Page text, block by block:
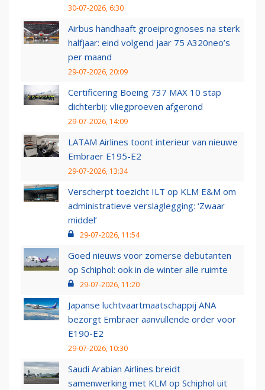
30-07-2026, 6:30
Airbus handhaaft groeiprognoses na sterk
halfjaar: eind volgend jaar 75 A320neo’s
per maand
29-07-2026, 20:09
Certificering Boeing 737 MAX 10 stap
dichterbij: vliegproeven afgerond
29-07-2026, 14:09
LATAM Airlines toont interieur van nieuwe
Embraer E195-E2
29-07-2026, 13:34
Verscherpt toezicht ILT op KLM E&M om
administratieve verslaglegging: ‘Zwaar
middel’
29-07-2026, 11:54
Goed nieuws voor zomerse debutanten
op Schiphol: ook in de winter alle ruimte
29-07-2026, 11:20
Japanse luchtvaartmaatschappij ANA
bezorgt Embraer aanvullende order voor
E190-E2
29-07-2026, 10:30
Saudi Arabian Airlines breidt
samenwerking met KLM op Schiphol uit